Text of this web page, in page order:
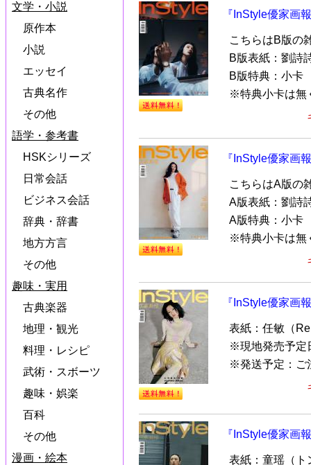
文学・小説
原作本
小説
エッセイ
古典名作
その他
語学・参考書
HSKシリーズ
日常会話
ビジネス会話
辞典・辞書
地方方言
その他
趣味・実用
古典楽器
地理・観光
料理・レシピ
武術・スボーツ
趣味・娯楽
百科
その他
漫画・絵本
『InStyle優家画
こちらはB版の
B版表紙：劉詩
B版特典：小卡
※特典小卡は無
『InStyle優家画
こちらはA版の
A版表紙：劉詩
A版特典：小卡
※特典小卡は無
『InStyle優家画
表紙：任敏（
※現地発売予定
※発送予定：ご
『InStyle優家画
表紙：童瑶（ト